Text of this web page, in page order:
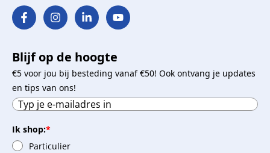
Blijf op de hoogte
€5 voor jou bij besteding vanaf €50! Ook ontvang je updates
en tips van ons!
Ik shop:*
Particulier